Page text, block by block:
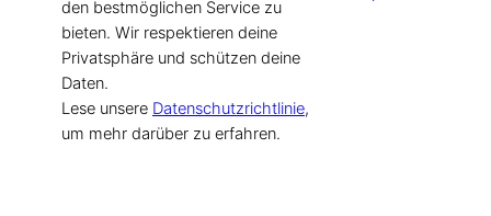
for Models & Influencers!
den bestmöglichen Service zu
bieten. Wir respektieren deine
Privatsphäre und schützen deine
Daten.
Lese unsere Datenschutzrichtlinie,
um mehr darüber zu erfahren.